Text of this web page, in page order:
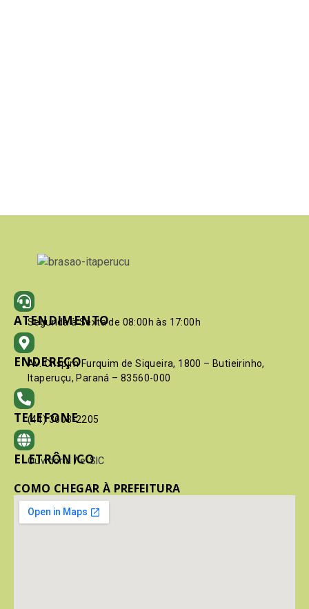
ATENDIMENTO
Segunda à Sexta de 08:00h às 17:00h
ENDEREÇO
Av. Crispim Furquim de Siqueira, 1800 – Butieirinho,
Itaperuçu, Paraná – 83560-000
TELEFONE
(41) 3603-2205
ELETRÔNICO
Ouvidoria / e-SIC
COMO CHEGAR À PREFEITURA